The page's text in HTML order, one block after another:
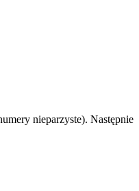
nieparzyste). Następnie